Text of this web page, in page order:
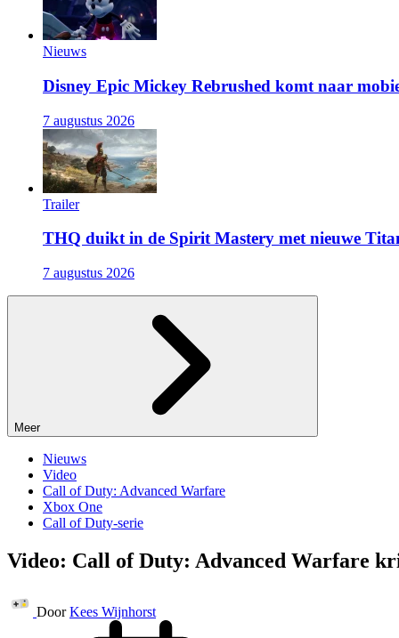
Nieuws
Disney Epic Mickey Rebrushed komt naar
7 augustus 2026
Trailer
THQ duikt in de Spirit Mastery met nieuwe
7 augustus 2026
Meer
Nieuws
Video
Call of Duty: Advanced Warfare
Xbox One
Call of Duty-serie
Video: Call of Duty: Advanced Warfare
Door Kees Wijnhorst